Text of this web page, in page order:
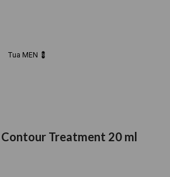
Tua MEN 💈
Treatment 20 ml